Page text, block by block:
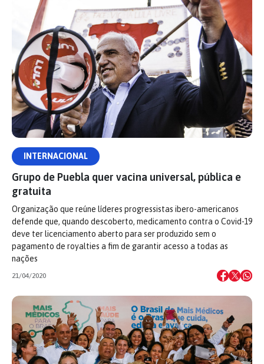
INTERNACIONAL
Grupo de Puebla quer vacina universal, pública e
gratuita
Organização que reúne líderes progressistas ibero-americanos
defende que, quando descoberto, medicamento contra o Covid-19
deve ter licenciamento aberto para ser produzido sem o
pagamento de royalties a fim de garantir acesso a todas as
nações
21/04/2020